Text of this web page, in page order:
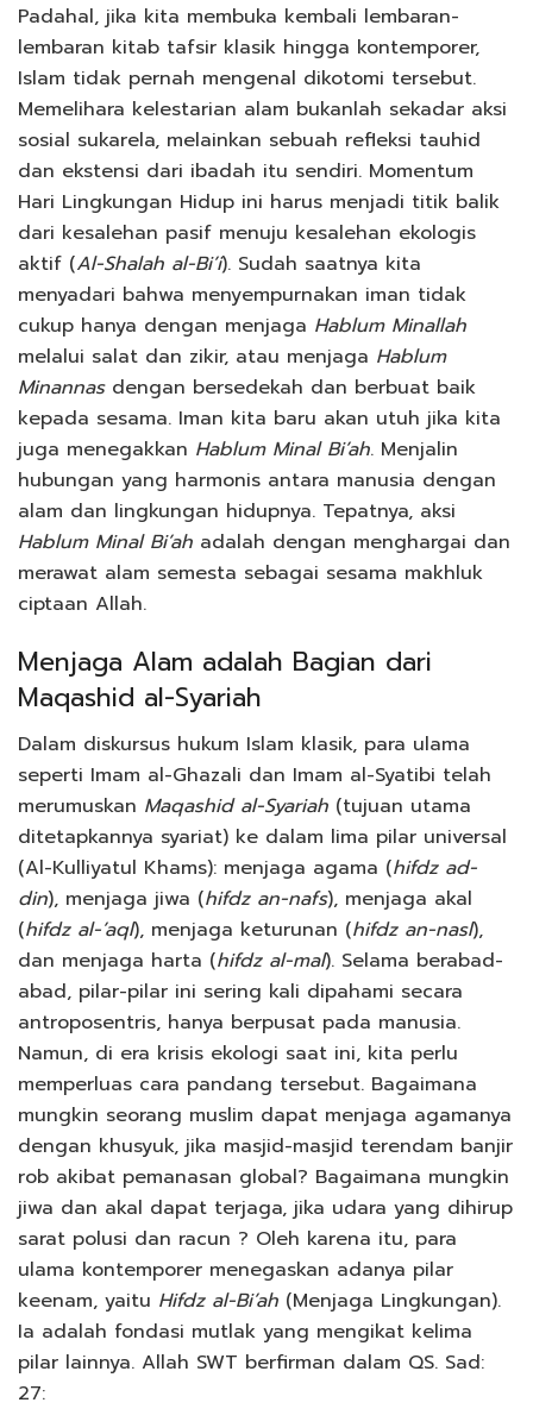
Padahal, jika kita membuka kembali lembaran-
lembaran kitab tafsir klasik hingga kontemporer,
Islam tidak pernah mengenal dikotomi tersebut.
Memelihara kelestarian alam bukanlah sekadar aksi
sosial sukarela, melainkan sebuah refleksi tauhid
dan ekstensi dari ibadah itu sendiri. Momentum
Hari Lingkungan Hidup ini harus menjadi titik balik
dari kesalehan pasif menuju kesalehan ekologis
aktif (Al-Shalah al-Bi’i). Sudah saatnya kita
menyadari bahwa menyempurnakan iman tidak
cukup hanya dengan menjaga Hablum Minallah
melalui salat dan zikir, atau menjaga Hablum
Minannasdengan bersedekah dan berbuat baik
kepada sesama. Iman kita baru akan utuh jika kita
juga menegakkan Hablum Minal Bi’ah. Menjalin
hubungan yang harmonis antara manusia dengan
alam dan lingkungan hidupnya. Tepatnya, aksi
Hablum Minal Bi’ah adalah dengan menghargai dan
merawat alam semesta sebagai sesama makhluk
ciptaan Allah.
Menjaga Alam adalah Bagian dari
Maqashid al-Syariah
Dalam diskursus hukum Islam klasik, para ulama
seperti Imam al-Ghazali dan Imam al-Syatibi telah
merumuskan Maqashid al-Syariah (tujuan utama
ditetapkannya syariat) ke dalam lima pilar universal
(Al-Kulliyatul Khams): menjaga agama (hifdz ad-
din), menjaga jiwa (hifdz an-nafs), menjaga akal
(hifdz al-’aql), menjaga keturunan (hifdz an-nasl),
dan menjaga harta (hifdz al-mal). Selama berabad-
abad, pilar-pilar ini sering kali dipahami secara
antroposentris, hanya berpusat pada manusia.
Namun, di era krisis ekologi saat ini, kita perlu
memperluas cara pandang tersebut. Bagaimana
mungkin seorang muslim dapat menjaga agamanya
dengan khusyuk, jika masjid-masjid terendam banjir
rob akibat pemanasan global? Bagaimana mungkin
jiwa dan akal dapat terjaga, jika udara yang dihirup
sarat polusi dan racun ? Oleh karena itu, para
ulama kontemporer menegaskan adanya pilar
keenam, yaitu Hifdz al-Bi’ah (Menjaga Lingkungan).
Ia adalah fondasi mutlak yang mengikat kelima
pilar lainnya. Allah SWT berfirman dalam QS. Sad:
27: